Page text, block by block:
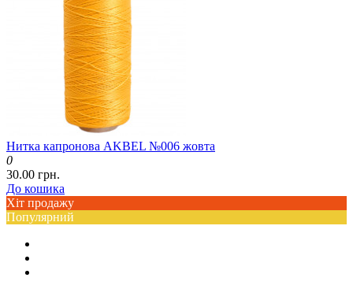
Нитка капронова AKBEL №006 жовта
0
30.00 грн.
До кошика
Хіт продажу
Популярний